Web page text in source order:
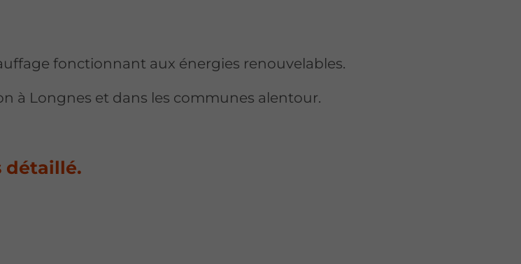
fonctionnant aux énergies renouvelables.
à Longnes et dans les communes alentour.
détaillé.